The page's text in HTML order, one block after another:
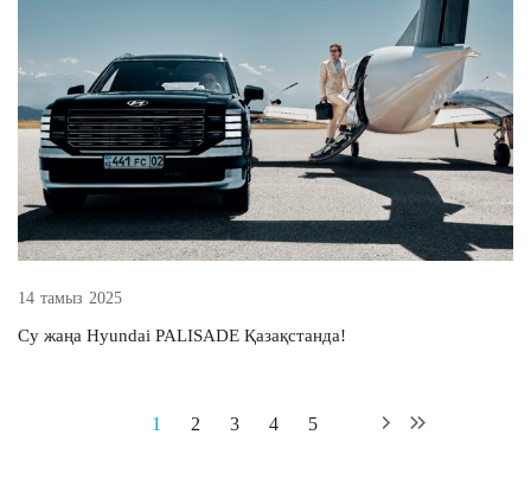
14 тамыз 2025
Су жаңа Hyundai PALISADE Қазақстанда!
1 2 3 4 5